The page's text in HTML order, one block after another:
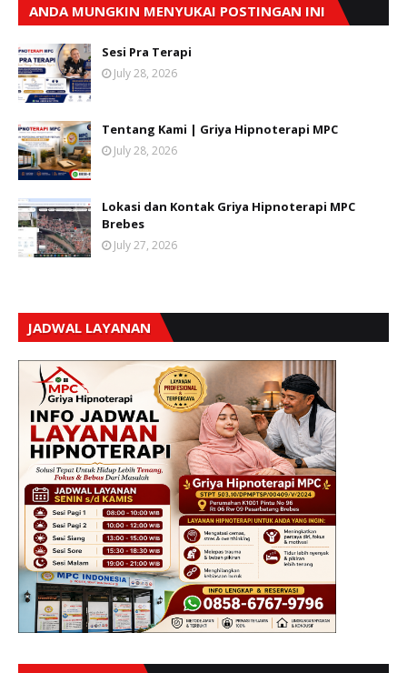
ANDA MUNGKIN MENYUKAI POSTINGAN INI
Sesi Pra Terapi
July 28, 2026
Tentang Kami | Griya Hipnoterapi MPC
July 28, 2026
Lokasi dan Kontak Griya Hipnoterapi MPC
Brebes
July 27, 2026
JADWAL LAYANAN